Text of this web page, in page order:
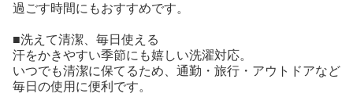
過ごす時間にもおすすめです。
■洗えて清潔、毎日使える
汗をかきやすい季節にも嬉しい洗濯対応。
いつでも清潔に保てるため、通勤・旅行・アウトドアなど
毎日の使用に便利です。